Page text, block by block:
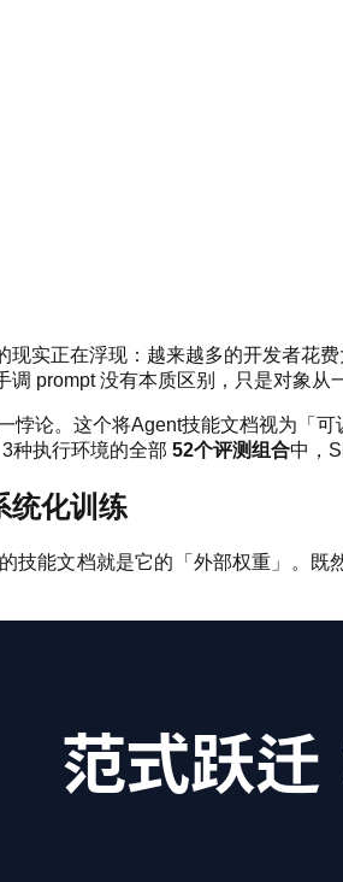
实正在浮现：越来越多的开发者花
prompt 没有本质区别，只是对象
悖论。这个将Agent技能文档视为「
种执行环境的全部 52个评测组合中，
统化训练
技能文档就是它的「外部权重」。